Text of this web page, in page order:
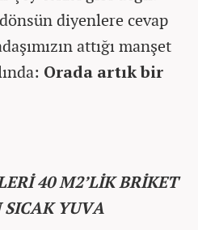
diyenlere cevap
attığı manşet
Orada artık bir
40 M2’LİK BRİKET
SICAK YUVA